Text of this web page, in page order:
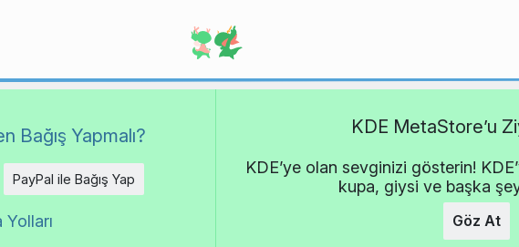
Bağış Yapmalı?
PayPal ile Bağış Yap
KDE MetaStore’u
KDE’ye olan sevginizi gösterin!
kupa, giysi ve başka
Göz At